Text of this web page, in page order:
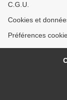
C.G.U.
Cookies et
Préférences